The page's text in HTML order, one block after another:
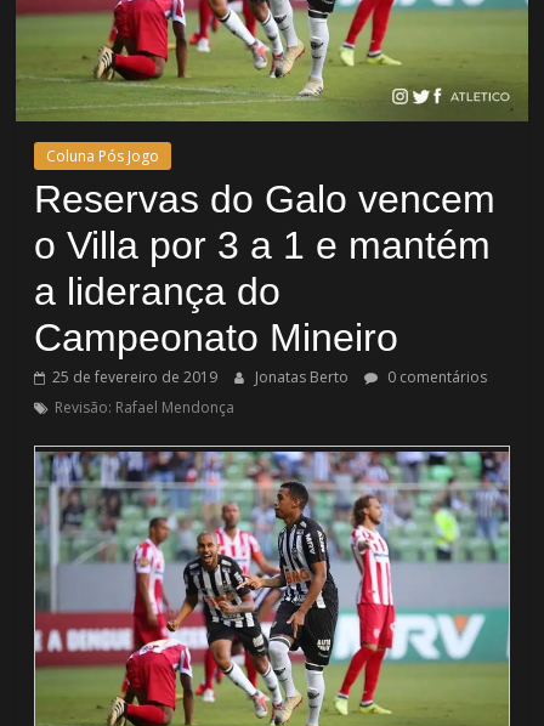
Coluna Pós Jogo
Reservas do Galo vencem
o Villa por 3 a 1 e mantém
a liderança do
Campeonato Mineiro
25 de fevereiro de 2019 Jonatas Berto
0 comentários
Revisão: Rafael Mendonça